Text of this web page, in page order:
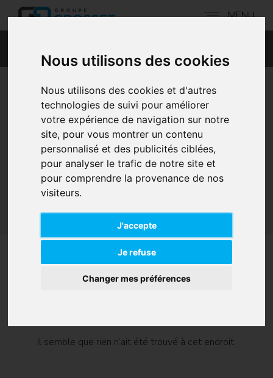
Nous utilisons des cookies
Nous utilisons des cookies et d'autres
technologies de suivi pour améliorer
votre expérience de navigation sur notre
site, pour vous montrer un contenu
personnalisé et des publicités ciblées,
pour analyser le trafic de notre site et
pour comprendre la provenance de nos
visiteurs.
J'accepte
Je refuse
Changer mes préférences
MENU
404
Accueil/404
Oops ! Cette page
Il semble que rien n’ait été trouvé à cet endroit.